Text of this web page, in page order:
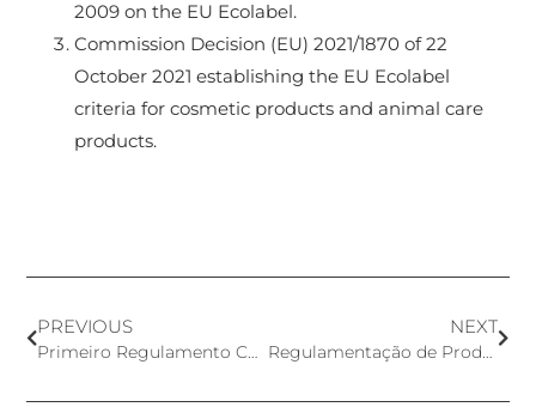
2009 on the EU Ecolabel.
Commission Decision (EU) 2021/1870 of 22
October 2021 establishing the EU Ecolabel
criteria for cosmetic products and animal care
products.
PREVIOUS
Primeiro Regulamento Chinês Relativo a Produtos Cosméticos Infantis
NEXT
Regulamentação de Produtos Cosméticos no Canadá